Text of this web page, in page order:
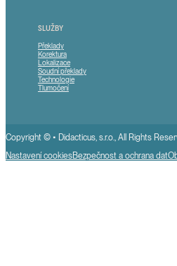
SLUŽBY
Překlady
Korektura
Lokalizace
Soudní překlady
Technologie
Tlumočení
Copyright © • Didacticus, s.r.o., All Rights
Nastavení cookiesBezpečnost a ochrana dat